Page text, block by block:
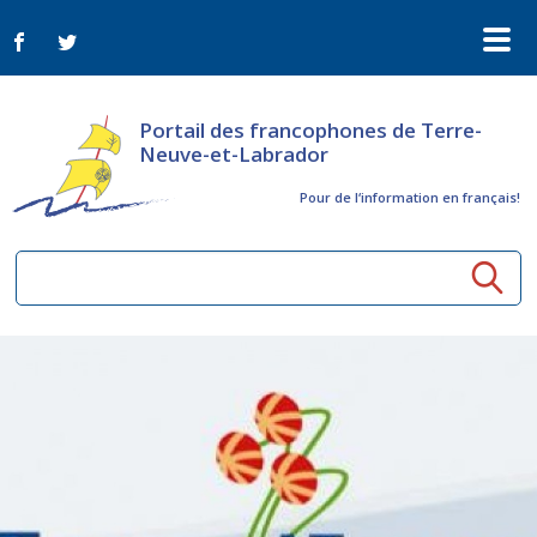
Portail des francophones de Terre-
Neuve-et-Labrador
Pour de l‘information en français!
Activités à distance
Appels d'offres du secteur culturel
Plan de Développement Global
Bulletin Le FrancoTNL